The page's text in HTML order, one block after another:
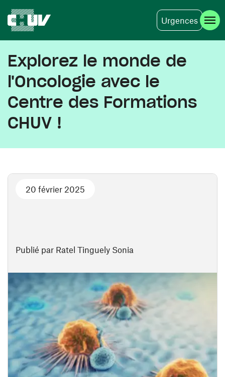
Urgences
Explorez le monde de
l'Oncologie avec le
Centre des Formations
CHUV !
Publié par Ratel Tinguely Sonia
20 février 2025